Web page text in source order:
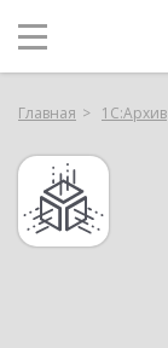
Главная 1С:Архив